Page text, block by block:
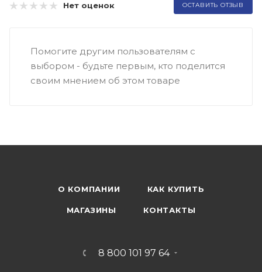
Нет оценок ОСТАВИТЬ ОТЗЫВ
Помогите другим пользователям с
выбором - будьте первым, кто поделится
своим мнением об этом товаре
О КОМПАНИИ КАК КУПИТЬ
МАГАЗИНЫ КОНТАКТЫ
8 800 101 97 64